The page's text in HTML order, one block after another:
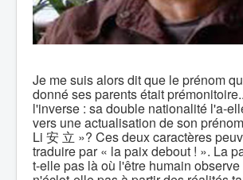
Je me suis alors dit que le prénom
donné ses parents était
l'inverse : sa double nationalité l'a-
vers une actualisation de son
Li 安 立 »? Ces deux caractères
traduire par « la paix debout ! ». La
t-elle pas là où l'être humain observe